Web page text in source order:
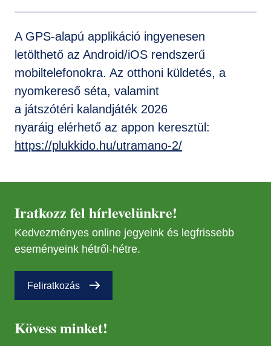
A GPS-alapú applikáció ingyenesen
letölthető az Android/iOS rendszerű
mobiltelefonokra. Az otthoni küldetés, a
nyomkereső séta, valamint
a játszótéri kalandjáték 2026
nyaráig elérhető az appon keresztül:
https://plukkido.hu/utramano-2/
Iratkozz fel hírlevelünkre!
Kedvezményes online jegyeink és legfrissebb
eseményeink hétről-hétre.
Feliratkozás
Kövess minket!